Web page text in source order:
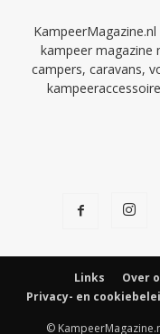
kampeer magazine
campers, caravans,
Links Over
Privacy- en
©